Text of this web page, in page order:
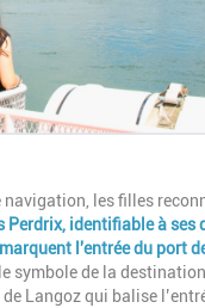
navigation, les filles
Perdrix, identifiable à ses
l'entrée du port
symbole de la
de Langoz qui balise